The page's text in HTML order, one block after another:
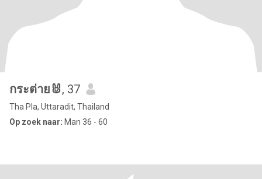
กระต่าย🐰, 37
Tha Pla, Uttaradit, Thailand
Op zoek naar: Man 36 - 60